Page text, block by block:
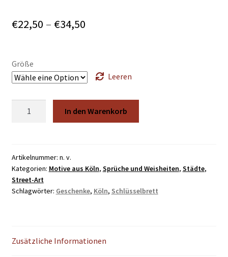
€22,50 – €34,50Preisspanne:
€34,50
Größe
Leeren
In den Warenkorb
Artikelnummer: n. v.
Kategorien: Motive aus Köln, Sprüche und Weisheiten, Städte,
Street-Art
Schlagwörter: Geschenke, Köln, Schlüsselbrett
Zusätzliche Informationen